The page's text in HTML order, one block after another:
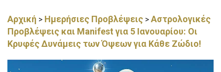
Αρχική > Ημερήσιες Προβλέψεις > Αστρολογικές
Προβλέψεις και Manifest για 5 Ιανουαρίου: Οι
Κρυφές Δυνάμεις των Όψεων για Κάθε Ζώδιο!